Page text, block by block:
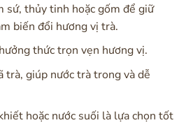
sứ, thủy tinh hoặc gốm để giữ
biến đổi hương vị trà.
thức trọn vẹn hương vị.
giúp nước trà trong và dễ
hoặc nước suối là lựa chọn tốt